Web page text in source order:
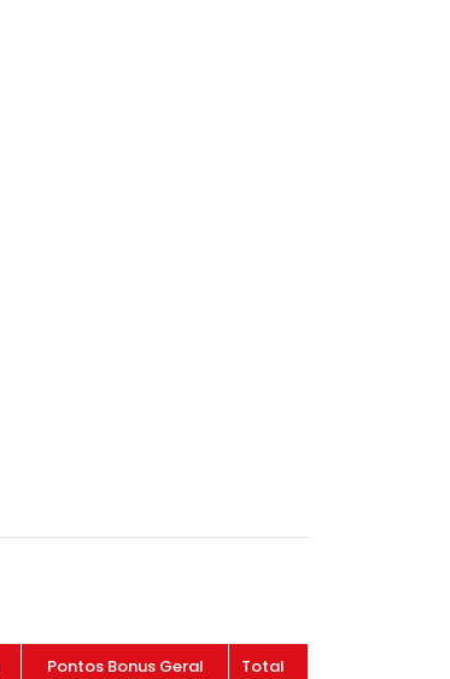
Pontos Bonus Geral Total